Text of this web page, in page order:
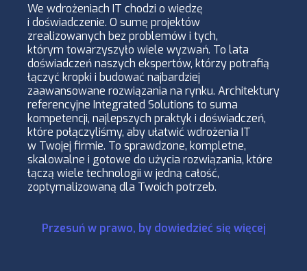
We wdrożeniach IT chodzi o wiedzę
i doświadczenie. O sumę projektów
zrealizowanych bez problemów i tych,
którym towarzyszyło wiele wyzwań. To lata
doświadczeń naszych ekspertów, którzy potrafią
łączyć kropki i budować najbardziej
zaawansowane rozwiązania na rynku. Architektury
referencyjne Integrated Solutions to suma
kompetencji, najlepszych praktyk i doświadczeń,
które połączyliśmy, aby ułatwić wdrożenia IT
w Twojej firmie. To sprawdzone, kompletne,
skalowalne i gotowe do użycia rozwiązania, które
łączą wiele technologii w jedną całość,
zoptymalizowaną dla Twoich potrzeb.
Przesuń w prawo, by dowiedzieć się więcej